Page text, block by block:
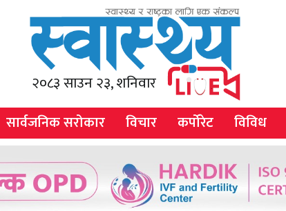
२०८३ साउन २३, शनिवार
सार्वजनिक सरोकार विचार कर्पोरेट विविध